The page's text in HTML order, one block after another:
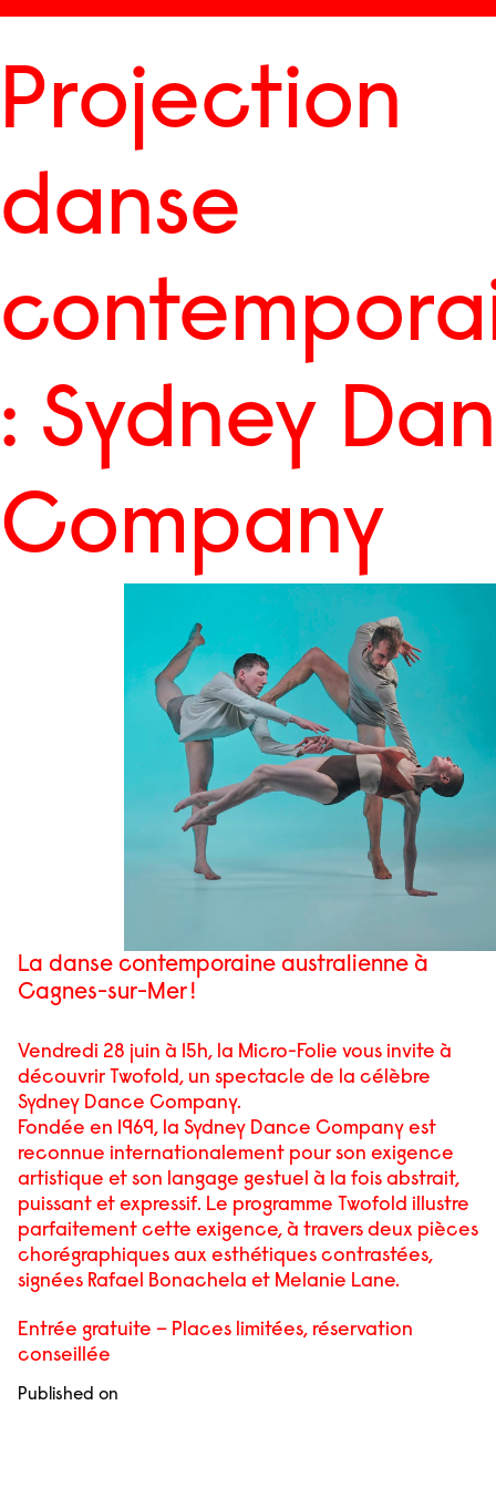
content
Projection
danse
: Sydney
Company
Published on
La danse contemporaine australienne à
Cagnes-sur-Mer !
Vendredi 28 juin à 15h, la Micro-Folie vous invite à
découvrir Twofold, un spectacle de la célèbre
Sydney Dance Company.
Fondée en 1969, la Sydney Dance Company est
reconnue internationalement pour son exigence
artistique et son langage gestuel à la fois abstrait,
puissant et expressif. Le programme Twofold illustre
parfaitement cette exigence, à travers deux pièces
chorégraphiques aux esthétiques contrastées,
signées Rafael Bonachela et Melanie Lane.
Entrée gratuite – Places limitées, réservation
conseillée